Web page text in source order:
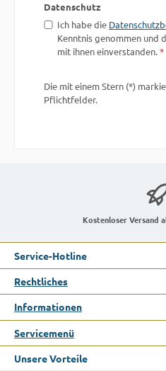
Datenschutz
Ich habe die
Kenntnis genommen und
mit ihnen einverstanden.*
Die mit einem Stern (*)
Pflichtfelder.
Kostenloser Versand
Service-Hotline
Rechtliches
Informationen
Servicemenü
Unsere Vorteile